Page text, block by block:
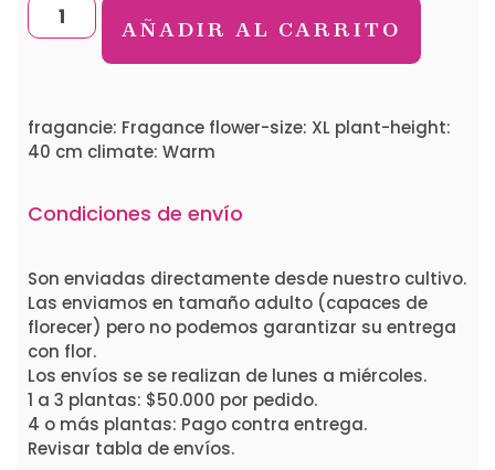
AÑADIR AL CARRITO
fragancie: Fragance flower-size: XL plant-height:
40 cm climate: Warm
Condiciones de envío
Son enviadas directamente desde nuestro cultivo.
Las enviamos en tamaño adulto (capaces de
florecer) pero no podemos garantizar su entrega
con flor.
Los envíos se se realizan de lunes a miércoles.
1 a 3 plantas: $50.000 por pedido.
4 o más plantas: Pago contra entrega.
Revisar tabla de envíos.